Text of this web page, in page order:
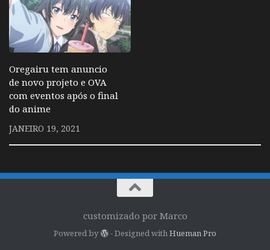
Oregairu tem anuncio
de novo projeto e OVA
com eventos após o final
do anime
JANEIRO 19, 2021
customizado por Marco
Powered by - Designed withHueman Pro